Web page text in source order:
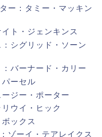
ー：タミー・マッキン
ト・ジェンキンス
シグリッド・ソーン
バーナード・カリー
ーセル
ジー・ポーター
ウイ・ヒック
ックス
ゾーイ・テアレイクス